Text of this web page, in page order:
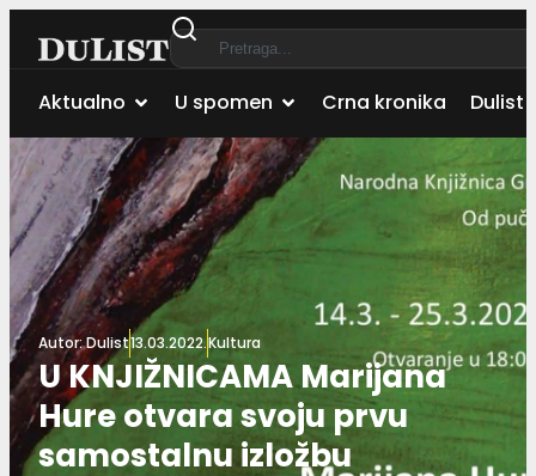
Aktualno U spomen Crna kronika Dulist
Autor:Dulist13.03.2022.Kultura
U KNJIŽNICAMA Marijana
Hure otvara svoju prvu
samostalnu izložbu